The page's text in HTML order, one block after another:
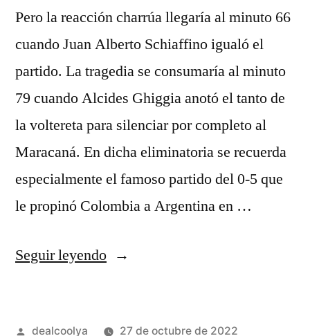
Pero la reacción charrúa llegaría al minuto 66
cuando Juan Alberto Schiaffino igualó el
partido. La tragedia se consumaría al minuto
79 cuando Alcides Ghiggia anotó el tanto de
la voltereta para silenciar por completo al
Maracaná. En dicha eliminatoria se recuerda
especialmente el famoso partido del 0-5 que
le propinó Colombia a Argentina en …
Seguir leyendo«camisets.brasil
Publicado
dealcoolya 27 de octubre de 2022